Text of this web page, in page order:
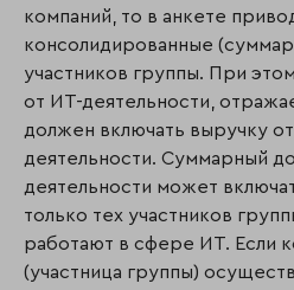
компаний, то в анкете
консолидированные
участников группы. При
от ИТ-деятельности,
должен включать выручку
деятельности. Суммарный
деятельности может
только тех участников
работают в сфере ИТ. Если
(участница группы)